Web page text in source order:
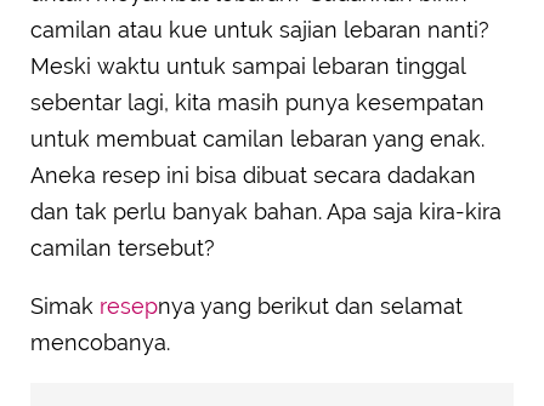
camilan atau kue untuk sajian lebaran nanti?
Meski waktu untuk sampai lebaran tinggal
sebentar lagi, kita masih punya kesempatan
untuk membuat camilan lebaran yang enak.
Aneka resep ini bisa dibuat secara dadakan
dan tak perlu banyak bahan. Apa saja kira-kira
camilan tersebut?
Simak resepnya yang berikut dan selamat
mencobanya.